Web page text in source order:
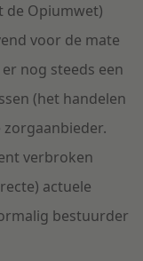
de Opiumwet)
voor de mate
nog steeds een
(het handelen
verbroken
actuele
bestuurder